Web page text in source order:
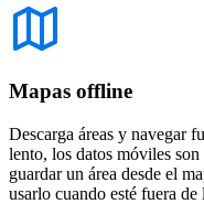
Mapas offline
Descarga áreas y navegar
lento, los datos móviles son
guardar un área desde el
usarlo cuando esté fuera de